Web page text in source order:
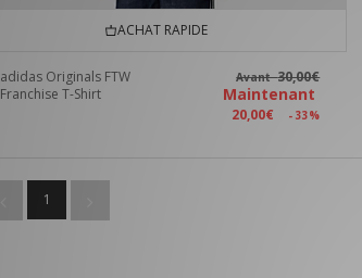
ACHAT RAPIDE
adidas Originals FTW
Franchise T-Shirt
Avant30,00€
Maintenant
20,00€ - 33%
1